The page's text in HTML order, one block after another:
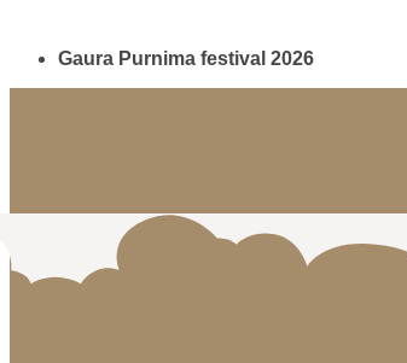
Gaura Purnima festival 2026